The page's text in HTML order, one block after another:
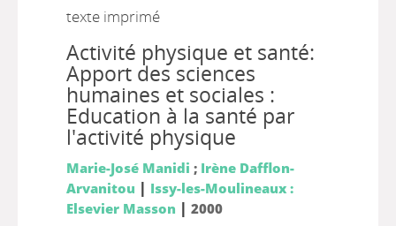
texte imprimé
Activité physique et santé:
Apport des sciences
humaines et sociales :
Education à la santé par
l'activité physique
Marie-José Manidi ; Irène Dafflon-
Arvanitou | Issy-les-Moulineaux :
Elsevier Masson | 2000